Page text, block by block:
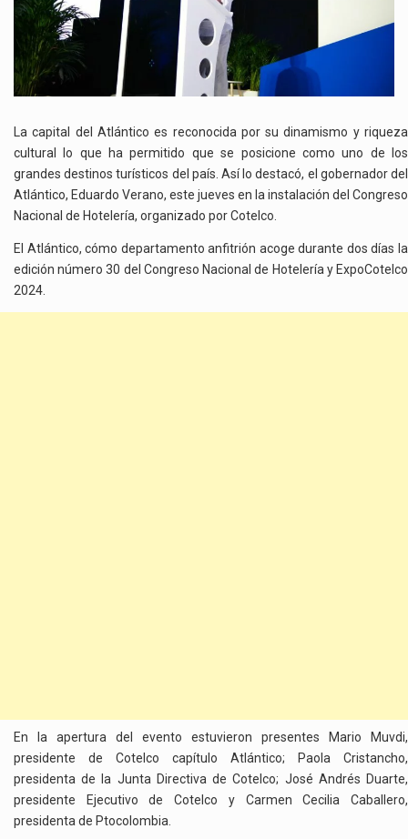
La capital del Atlántico es reconocida por su dinamismo y riqueza
cultural lo que ha permitido que se posicione como uno de los
grandes destinos turísticos del país. Así lo destacó, el gobernador del
Atlántico, Eduardo Verano, este jueves en la instalación del Congreso
Nacional de Hotelería, organizado por Cotelco.
El Atlántico, cómo departamento anfitrión acoge durante dos días la
edición número 30 del Congreso Nacional de Hotelería y ExpoCotelco
2024.
En la apertura del evento estuvieron presentes Mario Muvdi,
presidente de Cotelco capítulo Atlántico; Paola Cristancho,
presidenta de la Junta Directiva de Cotelco; José Andrés Duarte,
presidente Ejecutivo de Cotelco y Carmen Cecilia Caballero,
presidenta de Ptocolombia.